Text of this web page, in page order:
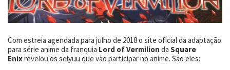
Com estreia agendada para julho de 2018 o site oficial da adaptação
para série anime da franquia Lord of Vermilion da Square
Enixrevelou os seiyuu que vão participar no anime. São eles: